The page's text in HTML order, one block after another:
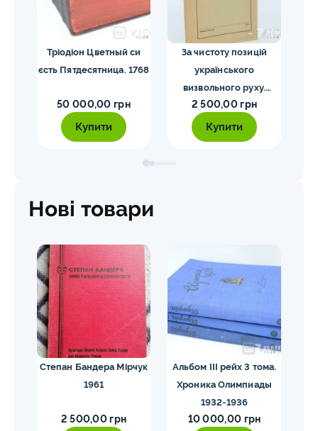
Тріодіон Цветный си
єсть Пятдесятница. 1768
50 000,00 грн
Купити
За чистоту позицій
українського
визвольного руху.
Мірчук П. 1955
2 500,00 грн
Купити
Нові товари
Степан Бандера Мірчук
1961
2 500,00 грн
Альбом III рейх 3 тома.
Хроника Олимпиады
1932-1936
10 000,00 грн